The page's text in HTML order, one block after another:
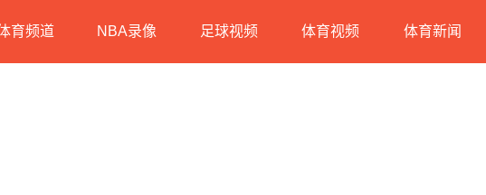
育频道 NBA录像 足球视频 体育视频 体育新闻